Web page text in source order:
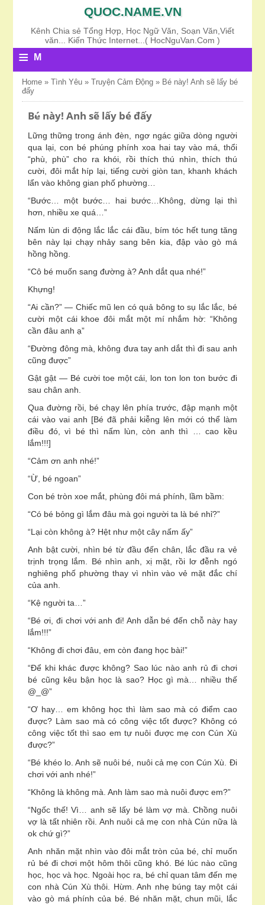
QUOC.NAME.VN
Kênh Chia sẻ Tổng Hợp, Học Ngữ Văn, Soạn Văn,Viết
văn... Kiến Thức Internet...( HocNguVan.Com )
≡
M
U
Home »Tình Yêu »Truyện Cảm Động » Bé này! Anh sẽ lấy bé
đấy
Bé này! Anh sẽ lấy bé đấy
Lững thững trong ánh đèn, ngơ ngác giữa dòng người
qua lại, con bé phúng phính xoa hai tay vào má, thổi
“phù, phù” cho ra khói, rồi thích thú nhìn, thích thú
cười, đôi mắt híp lại, tiếng cười giòn tan, khanh khách
lẩn vào không gian phố phường…
“Bước… một bước… hai bước…Không, dừng lại thì
hơn, nhiều xe quá…”
Nấm lùn di động lắc lắc cái đầu, bím tóc hết tung tăng
bên này lại chạy nhảy sang bên kia, đập vào gò má
hồng hồng.
“Cô bé muốn sang đường à? Anh dắt qua nhé!”
Khựng!
“Ai cần?” — Chiếc mũ len có quả bông to sụ lắc lắc, bé
cười một cái khoe đôi mắt một mí nhắm hờ: “Không
cần đâu anh ạ”
“Đường đông mà, không đưa tay anh dắt thì đi sau anh
cũng được”
Gật gật — Bé cười toe một cái, lon ton lon ton bước đi
sau chân anh.
Qua đường rồi, bé chạy lên phía trước, đập mạnh một
cái vào vai anh [Bé đã phải kiễng lên mới có thể làm
điều đó, vì bé thì nấm lùn, còn anh thì … cao kều
lắm!!!]
“Cảm ơn anh nhé!”
“Ừ, bé ngoan”
Con bé tròn xoe mắt, phùng đôi má phính, lầm bầm:
“Có bé bỏng gì lắm đâu mà gọi người ta là bé nhỉ?”
“Lại còn không à? Hệt như một cây nấm ấy”
Anh bật cười, nhìn bé từ đầu đến chân, lắc đầu ra vẻ
trịnh trọng lắm. Bé nhìn anh, xị mặt, rồi lơ đễnh ngó
nghiêng phố phường thay vì nhìn vào vẻ mặt đắc chí
của anh.
“Kệ người ta…”
“Bé ơi, đi chơi với anh đi! Anh dẫn bé đến chỗ này hay
lắm!!!”
“Không đi chơi đâu, em còn đang học bài!”
“Để khi khác được không? Sao lúc nào anh rủ đi chơi
bé cũng kêu bận học là sao? Học gì mà… nhiều thế
@_@”
“Ơ hay… em không học thì làm sao mà có điểm cao
được? Làm sao mà có công việc tốt được? Không có
công việc tốt thì sao em tự nuôi được mẹ con Cún Xù
được?”
“Bé khéo lo. Anh sẽ nuôi bé, nuôi cả mẹ con Cún Xù. Đi
chơi với anh nhé!”
“Không là không mà. Anh làm sao mà nuôi được em?”
“Ngốc thế! Vì… anh sẽ lấy bé làm vợ mà. Chồng nuôi
vợ là tất nhiên rồi. Anh nuôi cả mẹ con nhà Cún nữa là
ok chứ gì?”
Anh nhăn mặt nhìn vào đôi mắt tròn của bé, chỉ muốn
rủ bé đi chơi một hôm thôi cũng khó. Bé lúc nào cũng
học, học và học. Ngoài học ra, bé chỉ quan tâm đến mẹ
con nhà Cún Xù thôi. Hừm. Anh nhẹ búng tay một cái
vào gò má phính của bé. Bé nhăn mặt, chun mũi, lắc